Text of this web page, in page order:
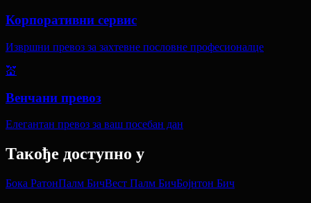
Корпоративни сервис
Извршни превоз за захтевне пословне професионалце
💒
Венчани превоз
Елегантан превоз за ваш посебан дан
Такође доступно у
Бока РатонПалм БичВест Палм БичБојнтон Бич